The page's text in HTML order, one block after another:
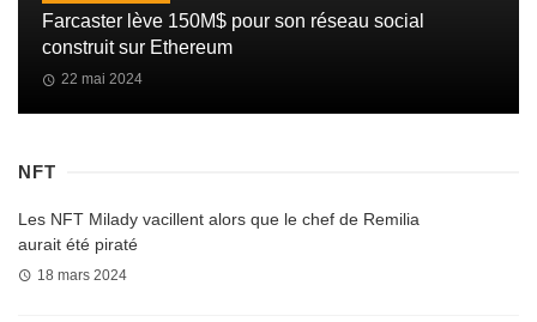
Farcaster lève 150M$ pour son réseau social
construit sur Ethereum
22 mai 2024
NFT
Les NFT Milady vacillent alors que le chef de Remilia
aurait été piraté
18 mars 2024